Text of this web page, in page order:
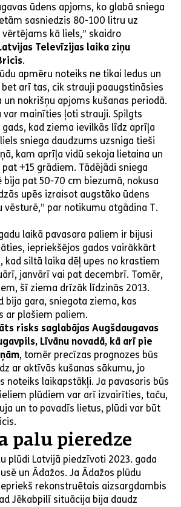
ūdens apjoms, ko glabā sniega
sasniedzis 80-100 litru uz
kā liels,” skaidro
Televīzijas laika ziņu
.
apmēru noteiks ne tikai ledus un
arī tas, cik strauji paaugstināsies
nokrišņu apjoms kušanas periodā.
var mainīties ļoti strauji. Spilgts
kad ziema ievilkās līdz aprīļa
sniega daudzums uzsniga tieši
kam aprīļa vidū sekoja lietaina un
+15 grādiem. Tādējādi sniega
bija pat 50-70 cm biezumā, nokusa
upēs izraisot augstāko ūdens
par notikumu atgādina T.
laikā pavasara paliem ir bijusi
iepriekšējos gados vairākkārt
kad siltā laika dēļ upes no krastiem
janvārī vai pat decembrī. Tomēr,
šī ziema drīzāk līdzinās 2013.
bija gara, sniegota ziema, kas
ar plašiem paliem.
risks saglabājas Augšdaugavas
Līvānu novadā, kā arī pie
, tomēr precīzas prognozes būs
ar aktīvās kušanas sākumu, jo
noteiks laikapstākļi. Ja pavasaris būs
plūdiem var arī izvairīties, taču,
un to pavadīs lietus, plūdi var būt
palu pieredze
plūdi Latvijā piedzīvoti 2023. gada
un Ādažos. Ja Ādažos plūdu
rekonstruētais aizsargdambis
Jēkabpilī situācija bija daudz